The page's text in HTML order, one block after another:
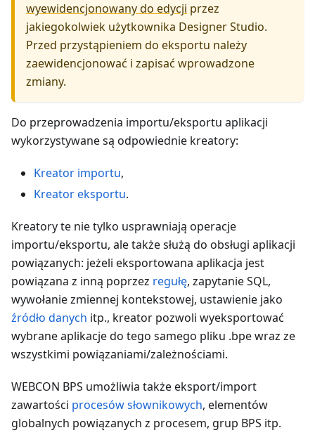
wyewidencjonowany do edycji przez
jakiegokolwiek użytkownika Designer Studio.
Przed przystąpieniem do eksportu należy
zaewidencjonować i zapisać wprowadzone
zmiany.
Do przeprowadzenia importu/eksportu aplikacji
wykorzystywane są odpowiednie kreatory:
Kreator importu,
Kreator eksportu.
Kreatory te nie tylko usprawniają operacje
importu/eksportu, ale także służą do obsługi aplikacji
powiązanych: jeżeli eksportowana aplikacja jest
powiązana z inną poprzez regułę, zapytanie SQL,
wywołanie zmiennej kontekstowej, ustawienie jako
źródło danych itp., kreator pozwoli wyeksportować
wybrane aplikacje do tego samego pliku .bpe wraz ze
wszystkimi powiązaniami/zależnościami.
WEBCON BPS umożliwia także eksport/import
zawartości procesów słownikowych, elementów
globalnych powiązanych z procesem, grup BPS itp.